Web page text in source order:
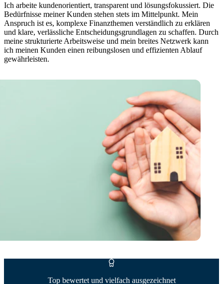
Ich arbeite kundenorientiert, transparent und lösungsfokussiert. Die
Bedürfnisse meiner Kunden stehen stets im Mittelpunkt. Mein
Anspruch ist es, komplexe Finanzthemen verständlich zu erklären
und klare, verlässliche Entscheidungsgrundlagen zu schaffen. Durch
meine strukturierte Arbeitsweise und mein breites Netzwerk kann
ich meinen Kunden einen reibungslosen und effizienten Ablauf
gewährleisten.
Top bewertet und vielfach ausgezeichnet